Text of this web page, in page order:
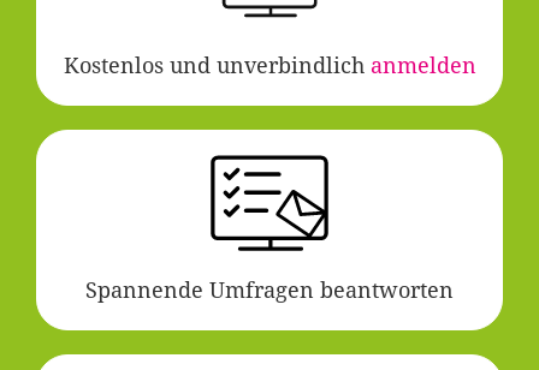
Kostenlos und unverbindlich anmelden
Spannende Umfragen beantworten